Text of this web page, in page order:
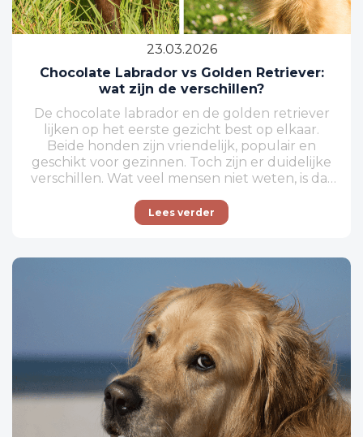
23.03.2026
Chocolate Labrador vs Golden Retriever:
wat zijn de verschillen?
De chocolate labrador en de golden retriever
lijken op het eerste gezicht best op elkaar.
Beide honden zijn vriendelijk, populair en
geschikt voor gezinnen. Toch zijn er duidelijke
verschillen. Wat veel mensen niet weten, is dat
als andere labradors. De kleur kan wel invloed
hebben op gedrag en energie, maar dat
verschillen zijn tussen een chocolate labrador
en een golden retriever. Zo weet je beter welke
hond bij jou past. Wil je meer weten over de
rassen zelf? Lees ook: Alles over de Labrado
Lees verder